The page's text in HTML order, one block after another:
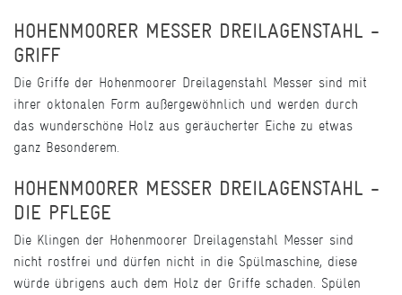
HOHENMOORER MESSER DREILAGENSTAHL -
GRIFF
Die Griffe der Hohenmoorer Dreilagenstahl Messer sind mit
ihrer oktonalen Form außergewöhnlich und werden durch
das wunderschöne Holz aus geräucherter Eiche zu etwas
ganz Besonderem.
HOHENMOORER MESSER DREILAGENSTAHL -
DIE PFLEGE
Die Klingen der Hohenmoorer Dreilagenstahl Messer sind
nicht rostfrei und dürfen nicht in die Spülmaschine, diese
würde übrigens auch dem Holz der Griffe schaden. Spülen